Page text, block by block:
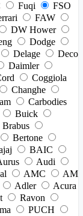
Fuqi
FSO
FAW
DW Hower
Dodge
Delage
Deco
Daimler
Coggiola
Changhe
Carbodies
Buick
Brabus
Bertone
BAIC
Audi
AMC
AM
Adler
Acura
Ravon
PUCH